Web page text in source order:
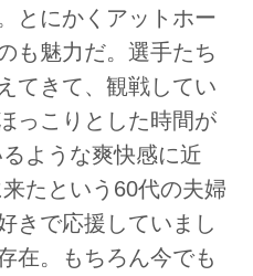
とにかくアットホー
も魅力だ。選手たち
てきて、観戦してい
っこりとした時間が
ような爽快感に近
たという60代の夫婦
きで応援していまし
在。もちろん今でも